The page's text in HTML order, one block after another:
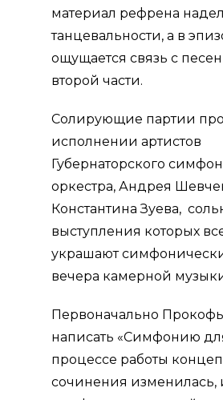
материал рефрена
танцевальности, а в
ощущается связь с
второй части.
Солирующие партии
исполнении артистов
Губернаторского
оркестра, Андрея
Константина Зуева,
выступления которых
украшают
вечера камерной
Первоначально
написать «Симфонию
процессе работы
сочинения изменилась,